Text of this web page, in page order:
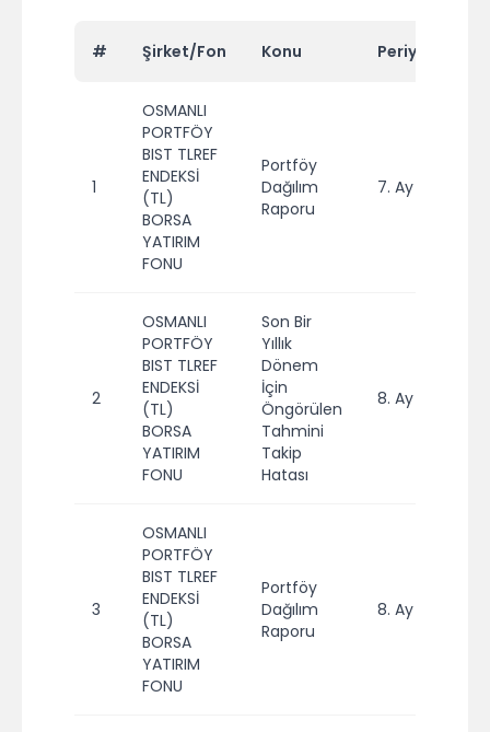
# Şirket/Fon Konu Periyot
1
OSMANLI
PORTFÖY
BIST TLREF
ENDEKSİ
(TL)
BORSA
YATIRIM
FONU
Portföy
Dağılım
Raporu
7. Ay
2
OSMANLI
PORTFÖY
BIST TLREF
ENDEKSİ
(TL)
BORSA
YATIRIM
FONU
Son Bir
Yıllık
Dönem
İçin
Öngörülen
Tahmini
Takip
Hatası
8. Ay
3
OSMANLI
PORTFÖY
BIST TLREF
ENDEKSİ
(TL)
BORSA
YATIRIM
FONU
Portföy
Dağılım
Raporu
8. Ay